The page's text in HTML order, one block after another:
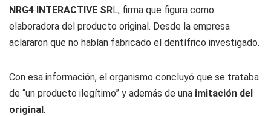
NRG4 INTERACTIVE SRL, firma que figura como
elaboradora del producto original. Desde la empresa
aclararon que no habían fabricado el dentífrico investigado.
Con esa información, el organismo concluyó que se trataba
de “un producto ilegítimo” y además de una imitación del
original.